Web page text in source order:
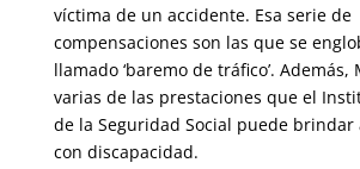
víctima de un accidente. Esa serie de
compensaciones son las que se
llamado ‘baremo de tráfico’.
varias de las prestaciones que el
de la Seguridad Social puede brindar
con discapacidad.